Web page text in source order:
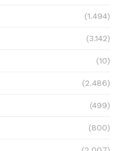
(1.494)
(3.142)
(10)
(2.486)
(499)
(800)